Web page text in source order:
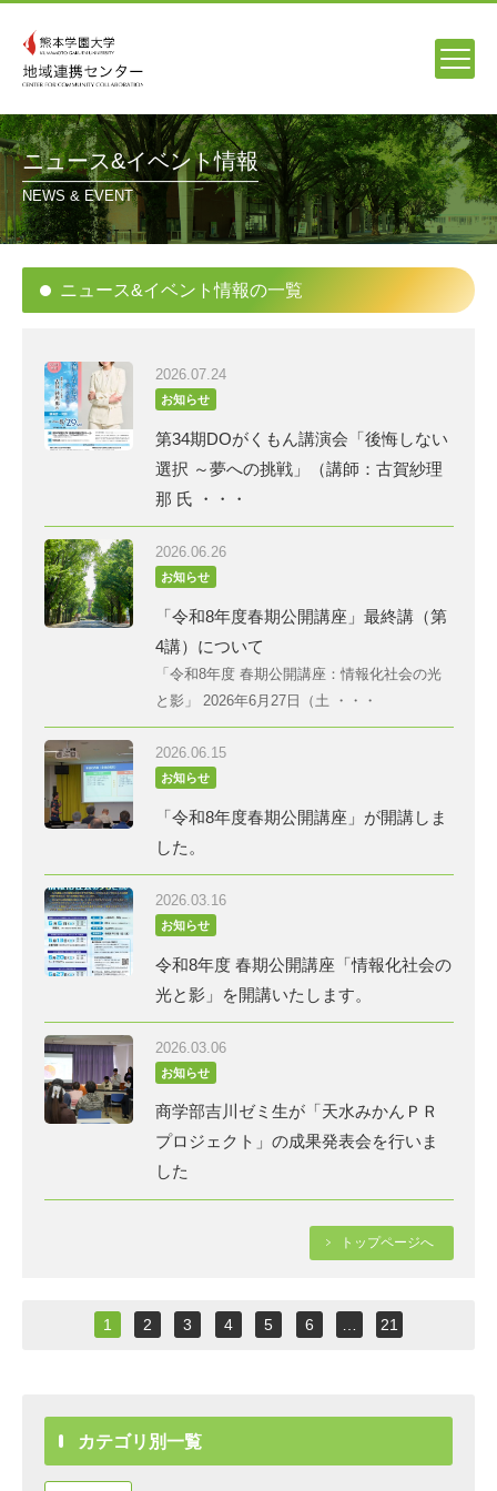
ニュース&イベント情報
NEWS & EVENT
ニュース&イベント情報の一覧
2026.07.24
お知らせ
第34期DOがくもん講演会「後悔しない
選択 ～夢への挑戦」（講師：古賀紗理
那 氏 ・・・
2026.06.26
お知らせ
「令和8年度春期公開講座」最終講（第
4講）について
「令和8年度 春期公開講座：情報化社会の光
と影」 2026年6月27日（土 ・・・
2026.06.15
お知らせ
「令和8年度春期公開講座」が開講しま
した。
2026.03.16
お知らせ
令和8年度 春期公開講座「情報化社会の
光と影」を開講いたします。
2026.03.06
お知らせ
商学部吉川ゼミ生が「天水みかんＰＲ
プロジェクト」の成果発表会を行いま
した
トップページへ
1 2 3 4 5 6 21
カテゴリ別一覧